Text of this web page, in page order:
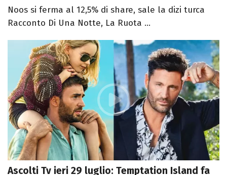
Noos si ferma al 12,5% di share, sale la dizi turca
Racconto Di Una Notte, La Ruota ...
Ascolti Tv ieri 29 luglio: Temptation Island fa